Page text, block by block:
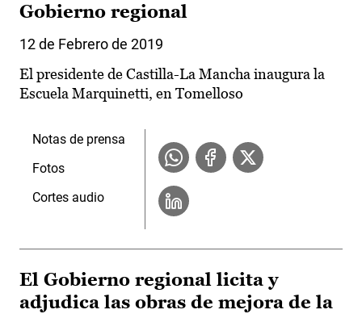
Gobierno regional
12 de Febrero de 2019
El presidente de Castilla-La Mancha inaugura la
Escuela Marquinetti, en Tomelloso
Notas de prensa
Fotos
Cortes audio
El Gobierno regional licita y
adjudica las obras de mejora de la